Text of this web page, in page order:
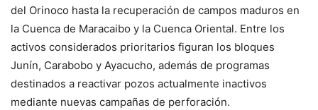
del Orinoco hasta la recuperación de campos maduros en
la Cuenca de Maracaibo y la Cuenca Oriental. Entre los
activos considerados prioritarios figuran los bloques
Junín, Carabobo y Ayacucho, además de programas
destinados a reactivar pozos actualmente inactivos
mediante nuevas campañas de perforación.